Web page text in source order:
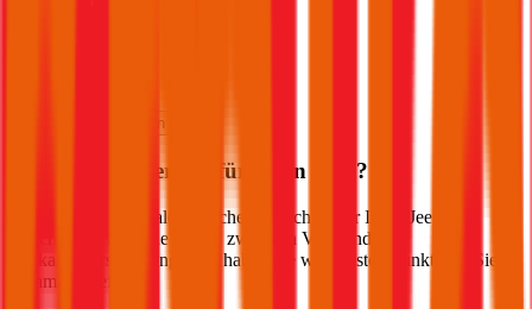
berechnen
Welche Versicherung für Ihren ?
Wie sieht der optimale Versicherungsschutz für Ihren Jeep
Welche Unterschiede gibt es zwischen Voll- und
Teilkaskoversicherung? Wir haben die wichtigsten Punkte für Sie
zusammengefasst: